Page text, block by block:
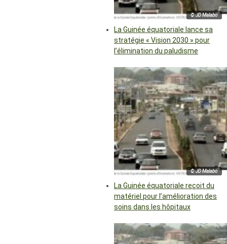
© JD Malabo
La Guinée équatoriale lance sa
stratégie « Vision 2030 » pour
l’élimination du paludisme
© JD Malabo
La Guinée équatoriale reçoit du
matériel pour l’amélioration des
soins dans les hôpitaux